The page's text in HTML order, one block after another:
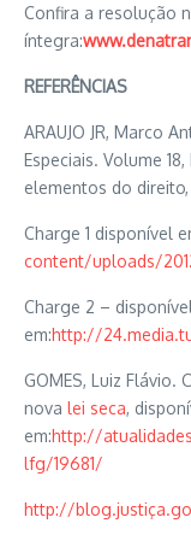
Confira a resolução
íntegra:
REFERÊNCIAS
ARAUJO JR, Marco
Especiais. Volume
elementos do
Charge 1 disponível
content/uploads/
Charge 2 – disponível
em:http://
GOMES, Luiz Flávio.
nova lei seca,
em:http://
lfg/19681/
http://